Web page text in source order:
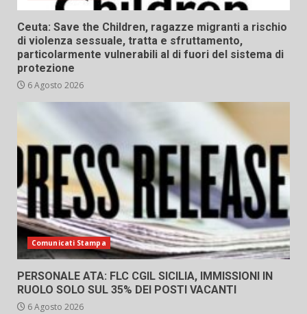
Ceuta: Save the Children, ragazze migranti a rischio
di violenza sessuale, tratta e sfruttamento,
particolarmente vulnerabili al di fuori del sistema di
protezione
6 Agosto 2026
Comunicati Stampa
PERSONALE ATA: FLC CGIL SICILIA, IMMISSIONI IN
RUOLO SOLO SUL 35% DEI POSTI VACANTI
6 Agosto 2026